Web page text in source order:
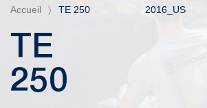
Accueil TE 250 2016_US
TE
250